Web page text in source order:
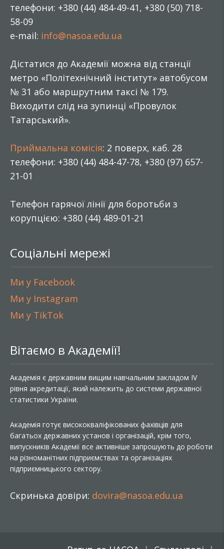
телефони: +380 (44) 484-49-41, +380 (50) 718-
58-09
e-mail: info@nasoa.edu.ua
Дістатися до Академії можна від станції
метро «Політехнічний інститут» автобусом
№ 31 або маршрутним таксі № 179.
Виходити слід на зупинці «Провулок
Татарський».
Приймальна комісія: 2 поверх, каб. 28
телефони: +380 (44) 484-47-78, +380 (97) 657-
21-01
Телефон гарячої лінії для боротьби з
корупцією: +380 (44) 489-01-21
Соціальні мережі
Ми у Facebook
Ми у Instagram
Ми у TikTok
Вітаємо в Академії!
Академія є державним вищим навчальним закладом IV
рівня акредитації, який належить до системи державної
статистики України.
Академія готує висококваліфікованих фахівців для
багатьох державних установ і організацій, крім того,
випускників Академії все активніше запрошують до роботи
на різноманітних підприємствах та організаціях
підприємницького сектору.
Скринька довіри: dovira@nasoa.edu.ua